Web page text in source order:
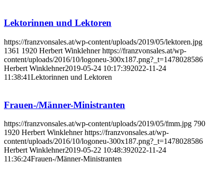
Lektorinnen und Lektoren
https://franzvonsales.at/wp-content/uploads/2019/05/lektoren.jpg
1361 1920 Herbert Winklehner https://franzvonsales.at/wp-
content/uploads/2016/10/logoneu-300x187.png?_t=1478028586
Herbert Winklehner2019-05-24 10:17:392022-11-24
11:38:41Lektorinnen und Lektoren
Frauen-/Männer-Ministranten
https://franzvonsales.at/wp-content/uploads/2019/05/fmm.jpg 790
1920 Herbert Winklehner https://franzvonsales.at/wp-
content/uploads/2016/10/logoneu-300x187.png?_t=1478028586
Herbert Winklehner2019-05-22 10:48:392022-11-24
11:36:24Frauen-/Männer-Ministranten